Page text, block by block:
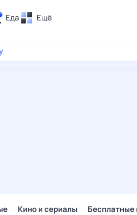
Еда Ещё
Кино и сериалы Бесплатные